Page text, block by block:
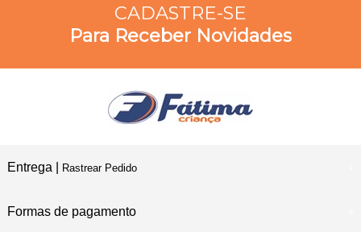
CADASTRE-SE
Para Receber Novidades
Entrega | Rastrear Pedido
Formas de pagamento